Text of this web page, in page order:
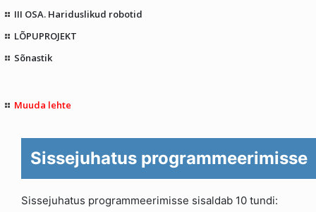
III OSA. Hariduslikud robotid
LÕPUPROJEKT
Sõnastik
Muuda lehte
Sissejuhatus programmeerimisse
Sissejuhatus programmeerimisse sisaldab 10 tundi: